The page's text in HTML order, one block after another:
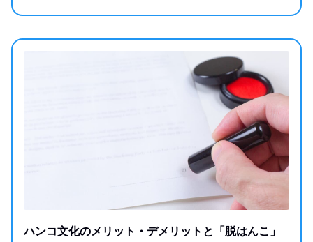
ハンコ文化のメリット・デメリットと「脱はんこ」